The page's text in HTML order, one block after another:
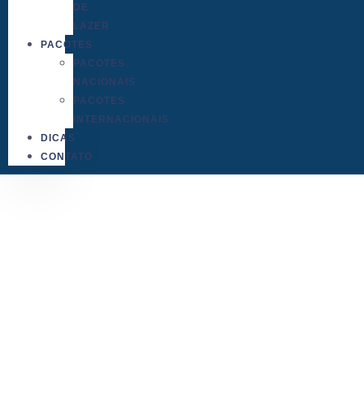
DE
LAZER
PACOTES
PACOTES
NACIONAIS
PACOTES
INTERNACIONAIS
DICAS
CONTATO